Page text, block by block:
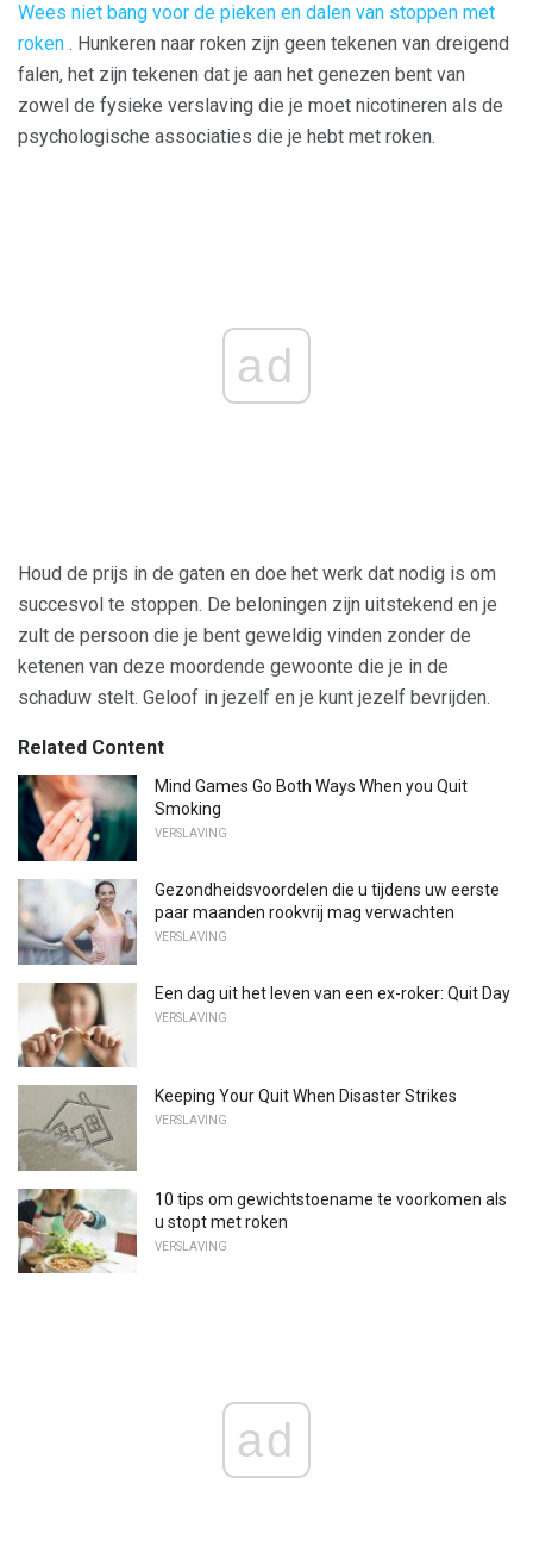
Wees niet bang voor de pieken en dalen van stoppen met
roken . Hunkeren naar roken zijn geen tekenen van dreigend
falen, het zijn tekenen dat je aan het genezen bent van
zowel de fysieke verslaving die je moet nicotineren als de
psychologische associaties die je hebt met roken.
ad
Houd de prijs in de gaten en doe het werk dat nodig is om
succesvol te stoppen. De beloningen zijn uitstekend en je
zult de persoon die je bent geweldig vinden zonder de
ketenen van deze moordende gewoonte die je in de
schaduw stelt. Geloof in jezelf en je kunt jezelf bevrijden.
Related Content
Mind Games Go Both Ways When you Quit
Smoking
VERSLAVING
Gezondheidsvoordelen die u tijdens uw eerste
paar maanden rookvrij mag verwachten
VERSLAVING
Een dag uit het leven van een ex-roker: Quit Day
VERSLAVING
Keeping Your Quit When Disaster Strikes
VERSLAVING
10 tips om gewichtstoename te voorkomen als
u stopt met roken
VERSLAVING
ad